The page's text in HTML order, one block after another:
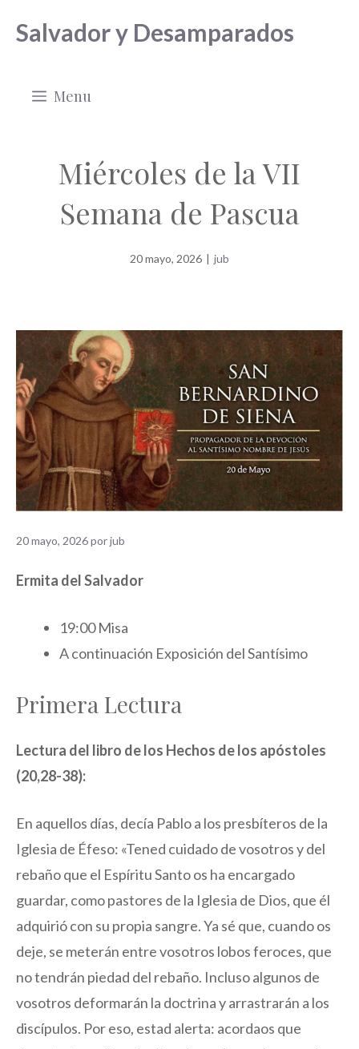
Salvador y Desamparados
Menu
Miércoles de la VII
Semana de Pascua
20 mayo, 2026 | jub
20 mayo, 2026porjub
Ermita del Salvador
19:00 Misa
A continuación Exposición del Santísimo
Primera Lectura
Lectura del libro de los Hechos de los apóstoles
(20,28-38):
En aquellos días, decía Pablo a los presbíteros de la
Iglesia de Éfeso: «Tened cuidado de vosotros y del
rebaño que el Espíritu Santo os ha encargado
guardar, como pastores de la Iglesia de Dios, que él
adquirió con su propia sangre. Ya sé que, cuando os
deje, se meterán entre vosotros lobos feroces, que
no tendrán piedad del rebaño. Incluso algunos de
vosotros deformarán la doctrina y arrastrarán a los
discípulos. Por eso, estad alerta: acordaos que